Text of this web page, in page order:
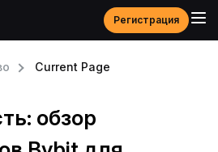
Регистрация
Current Page
обзор